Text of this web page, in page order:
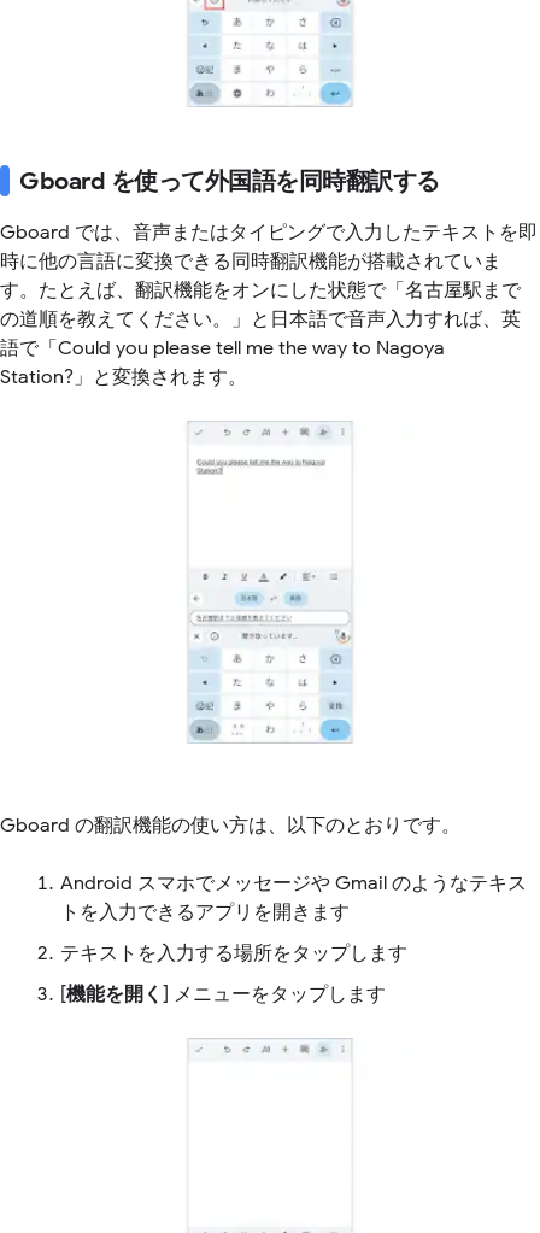
Gboard を使って外国語を同時翻訳する
Gboard では、音声またはタイピングで入力したテキストを即
時に他の言語に変換できる同時翻訳機能が搭載されていま
す。たとえば、翻訳機能をオンにした状態で「名古屋駅まで
の道順を教えてください。」と日本語で音声入力すれば、英
語で「Could you please tell me the way to Nagoya
Station?」と変換されます。
Gboard の翻訳機能の使い方は、以下のとおりです。
Android スマホでメッセージや Gmail のようなテキス
トを入力できるアプリを開きます
テキストを入力する場所をタップします
[機能を開く ] メニューをタップします